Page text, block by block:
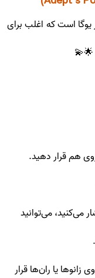
است که اغلب برای
🌟💫
هم قرار دهید.
می‌کنید، می‌توانید
یا ران‌ها قرار